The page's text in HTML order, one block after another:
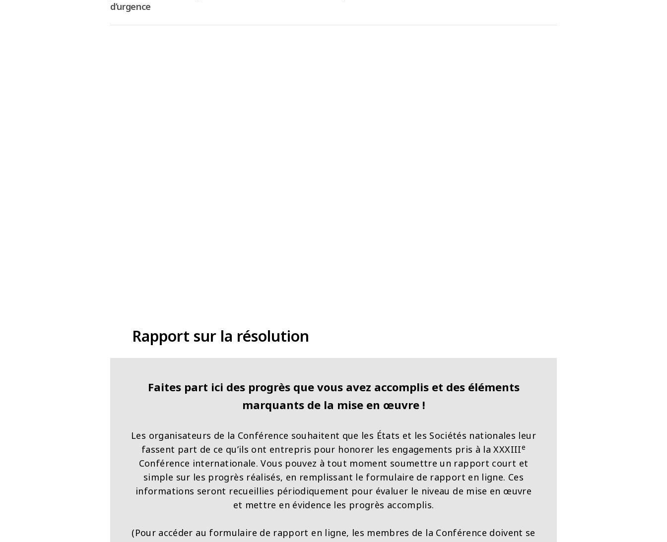
d’urgence
Rapport sur la résolution
Faites part ici des progrès que vous avez accomplis et des éléments
marquants de la mise en œuvre !
Les organisateurs de la Conférence souhaitent que les États et les Sociétés nationales leur
fassent part de ce qu’ils ont entrepris pour honorer les engagements pris à la XXXIIIe
Conférence internationale. Vous pouvez à tout moment soumettre un rapport court et
simple sur les progrès réalisés, en remplissant le formulaire de rapport en ligne. Ces
informations seront recueillies périodiquement pour évaluer le niveau de mise en œuvre
et mettre en évidence les progrès accomplis.
(Pour accéder au formulaire de rapport en ligne, les membres de la Conférence doivent se